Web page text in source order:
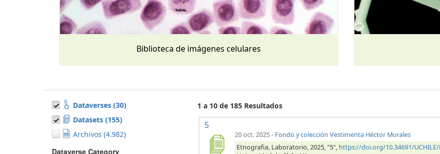
Biblioteca de imágenes celulares
Dataverses (30)
Datasets (155)
Archivos (4.982)
Dataverse Category
1 a 10 de 185 Resultados
5
20 oct. 2025- Fondo y colección Vestimenta Héctor Morales
Etnografia, Laboratorio, 2025, "5", https://doi.org/10.34691/UCHILE/